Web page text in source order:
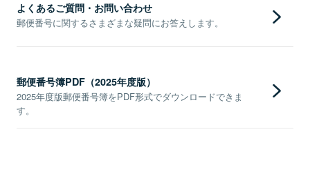
よくあるご質問・お問い合わせ
郵便番号に関するさまざまな疑問にお答えします。
郵便番号簿PDF（2025年度版）
2025年度版郵便番号簿をPDF形式でダウンロードできま
す。